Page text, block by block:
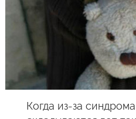
Когда из-за